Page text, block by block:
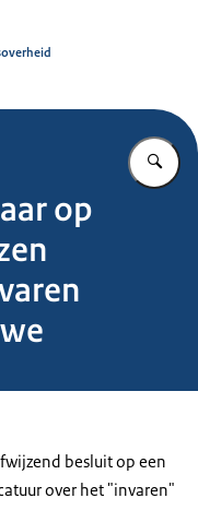
op
besluit op een
over het "invaren"